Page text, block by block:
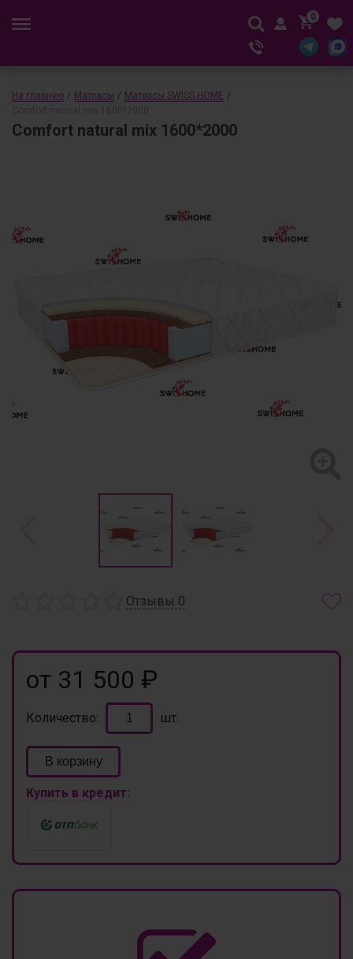
0
На главную / Матрасы / Матрасы SWISS HOME /
Comfort natural mix 1600*2000
Отзывы 0
от 31 500 ₽
Количество: шт.
В корзину
Купить в кредит: